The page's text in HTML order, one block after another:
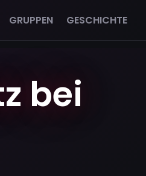
GRUPPEN GESCHICHTE
bei